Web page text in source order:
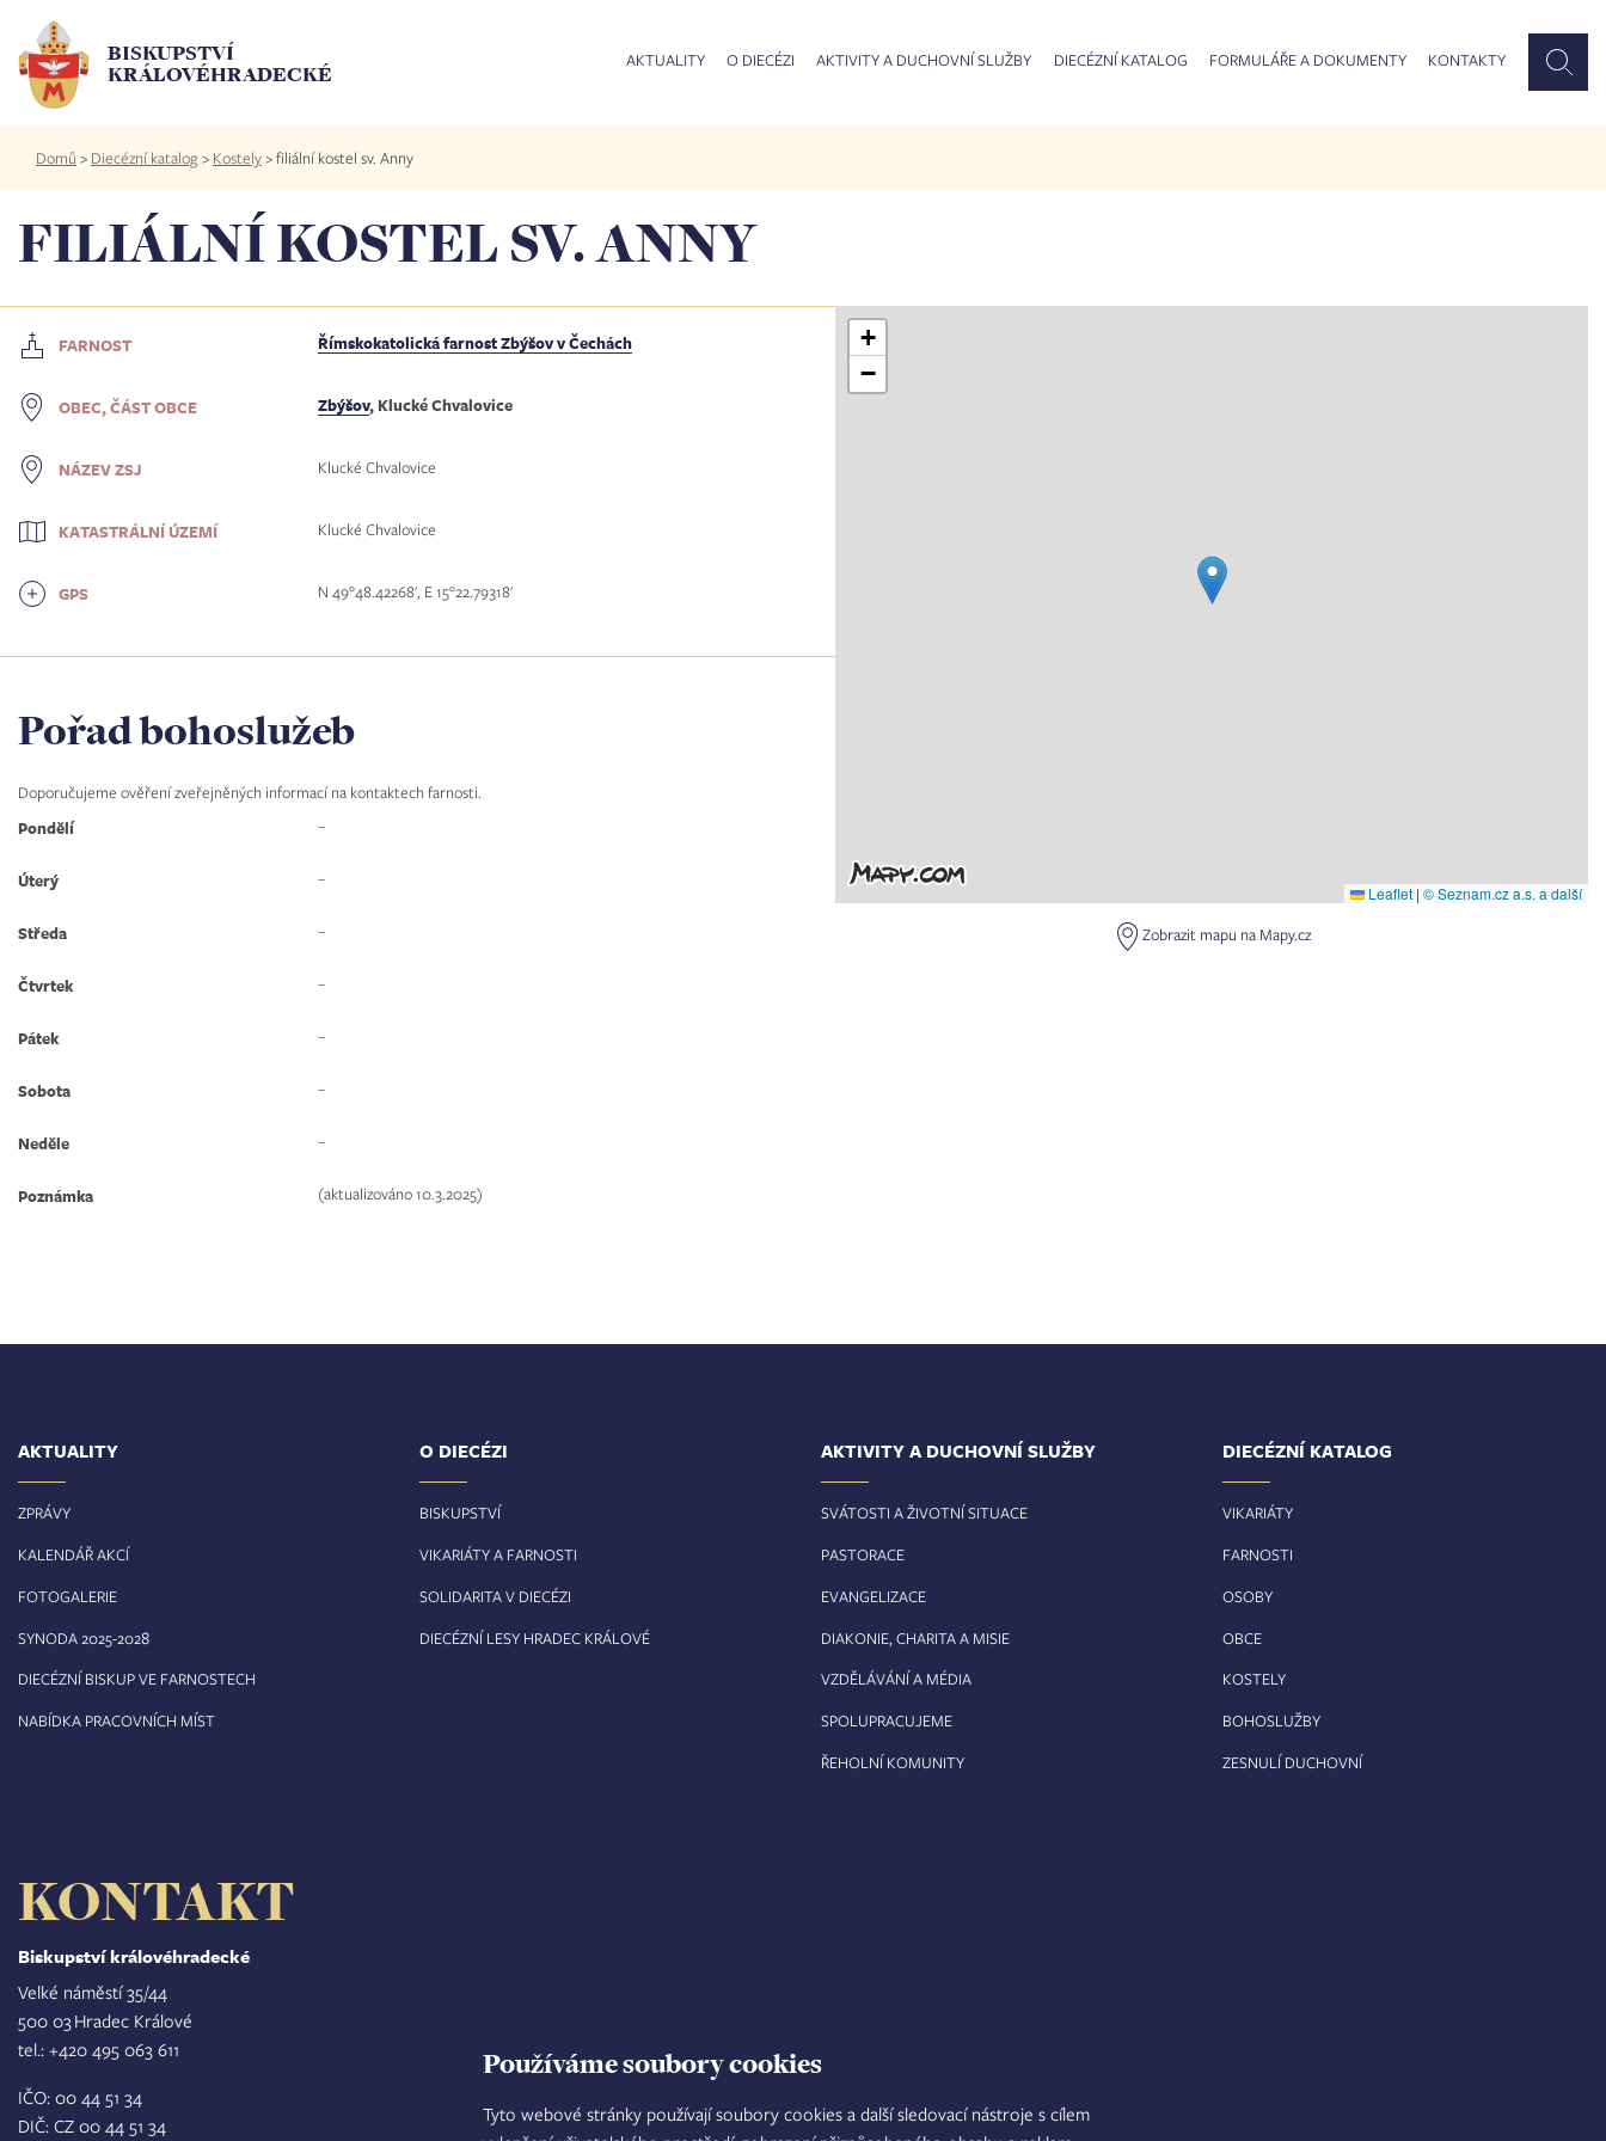
Používáme soubory cookies
Tyto webové stránky používají soubory cookies a další sledovací nástroje s cílem
hlavnímu
obsahu
BISKUPSTVÍ
KRÁLOVÉHRADECKÉ
AKTUALITY O DIECÉZI AKTIVITY A DUCHOVNÍ SLUŽBY DIECÉZNÍ KATALOG FORMULÁŘE A DOKUMENTY KONTAKTY
Drobečková
navigace
Domů > Diecézní katalog> Kostely>filiální kostel sv. Anny
FILIÁLNÍ KOSTEL SV. ANNY
FARNOST Římskokatolická farnost Zbýšov v Čechách
OBEC, ČÁST OBCE Zbýšov, Klucké Chvalovice
NÁZEV ZSJ Klucké Chvalovice
KATASTRÁLNÍ ÚZEMÍ Klucké Chvalovice
GPS N 49°48.42268', E 15°22.79318'
Pořad bohoslužeb
Doporučujeme ověření zveřejněných informací na kontaktech farnosti.
Pondělí
–
Úterý –
Středa –
Čtvrtek –
Pátek –
Sobota –
Neděle –
Poznámka (aktualizováno 10.3.2025)
+
−
Leaflet | © Seznam.cz a.s. a další
Zobrazit mapu na Mapy.cz
AKTUALITY
ZPRÁVY
KALENDÁŘ AKCÍ
FOTOGALERIE
SYNODA 2025-2028
DIECÉZNÍ BISKUP VE FARNOSTECH
NABÍDKA PRACOVNÍCH MÍST
O DIECÉZI
BISKUPSTVÍ
VIKARIÁTY A FARNOSTI
SOLIDARITA V DIECÉZI
DIECÉZNÍ LESY HRADEC KRÁLOVÉ
AKTIVITY A DUCHOVNÍ SLUŽBY
SVÁTOSTI A ŽIVOTNÍ SITUACE
PASTORACE
EVANGELIZACE
DIAKONIE, CHARITA A MISIE
VZDĚLÁVÁNÍ A MÉDIA
SPOLUPRACUJEME
ŘEHOLNÍ KOMUNITY
DIECÉZNÍ KATALOG
VIKARIÁTY
FARNOSTI
OSOBY
OBCE
KOSTELY
BOHOSLUŽBY
ZESNULÍ DUCHOVNÍ
KONTAKT
Biskupství královéhradecké
Velké náměstí 35/44
500 03 Hradec Králové
tel.: +420 495 063 611
IČO: 00 44 51 34
DIČ: CZ 00 44 51 34